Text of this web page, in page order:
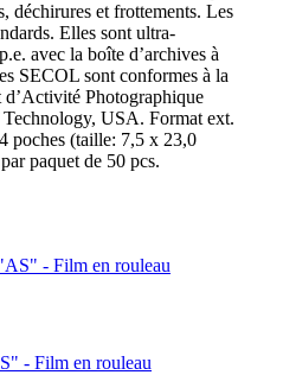
déchirures et frottements. Les
Elles sont ultra-
avec la boîte d’archives à
SECOL sont conformes à la
Photographique
USA. Format ext.
poches (taille: 7,5 x 23,0
paquet de 50 pcs.
- Film en rouleau